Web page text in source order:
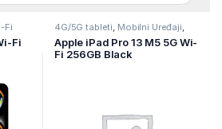
Fi
Fi
4G/5G tableti, Mobilni Uređaji,
Apple iPad Pro 13 M5 5G Wi-
Fi 256GB Black